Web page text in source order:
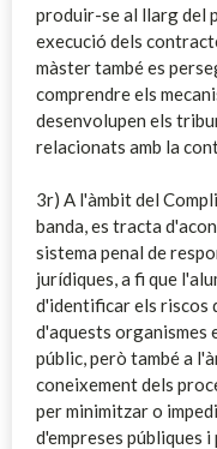
produir-se al llarg del
execució dels
màster també es
comprendre els
desenvolupen els
relacionats amb la
3r) A l'àmbit del
banda, es tracta
sistema penal de
jurídiques, a fi que
d'identificar els riscos
d'aquests organismes
públic, però també a
coneixement dels
per minimitzar o
d'empreses públiques